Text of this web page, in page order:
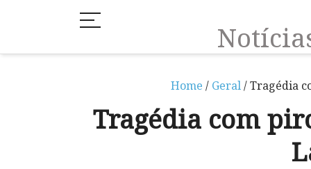
Home / Geral/ Tragédia
Tragédia com